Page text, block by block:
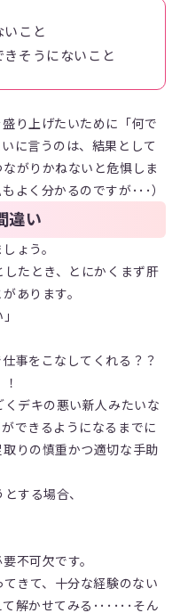
こと
そうにないこと
り上げたいために「何で
に言うのは、結果として
がりかねないと危惧しま
よく分かるのですが･･･）
違い
ょう。
たとき、とにかくまず肝
あります。
事をこなしてくれる？？
デキの悪い新人みたいな
できるようになるまでに
りの慎重かつ適切な手助
する場合、
不可欠です。
きて、十分な経験のない
解かせてみる･･････そん